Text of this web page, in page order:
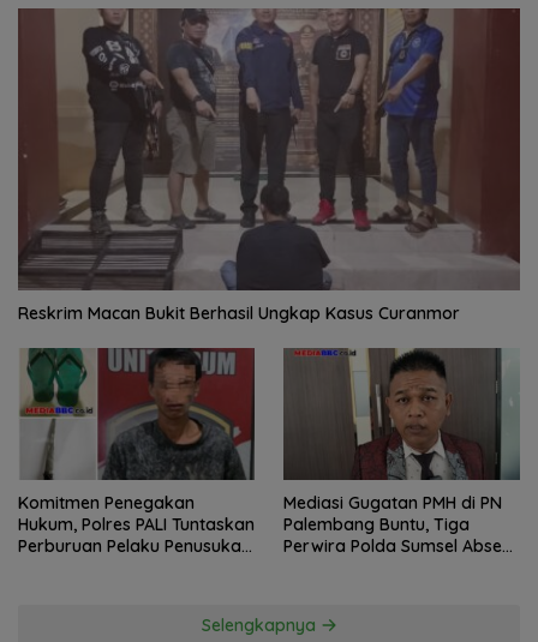
Reskrim Macan Bukit Berhasil Ungkap Kasus Curanmor
Komitmen Penegakan
Hukum, Polres PALI Tuntaskan
Perburuan Pelaku Penusukan
Mediasi Gugatan PMH di PN
Palembang Buntu, Tiga
Perwira Polda Sumsel Absen,
Selengkapnya